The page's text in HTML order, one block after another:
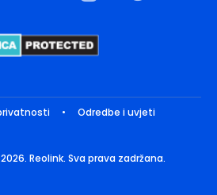
• Odredbe i uvjeti
Reolink. Sva prava zadržana.